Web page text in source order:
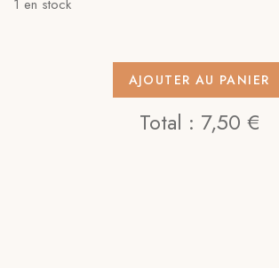
1 en stock
AJOUTER AU PANIER
Total : 7,50 €